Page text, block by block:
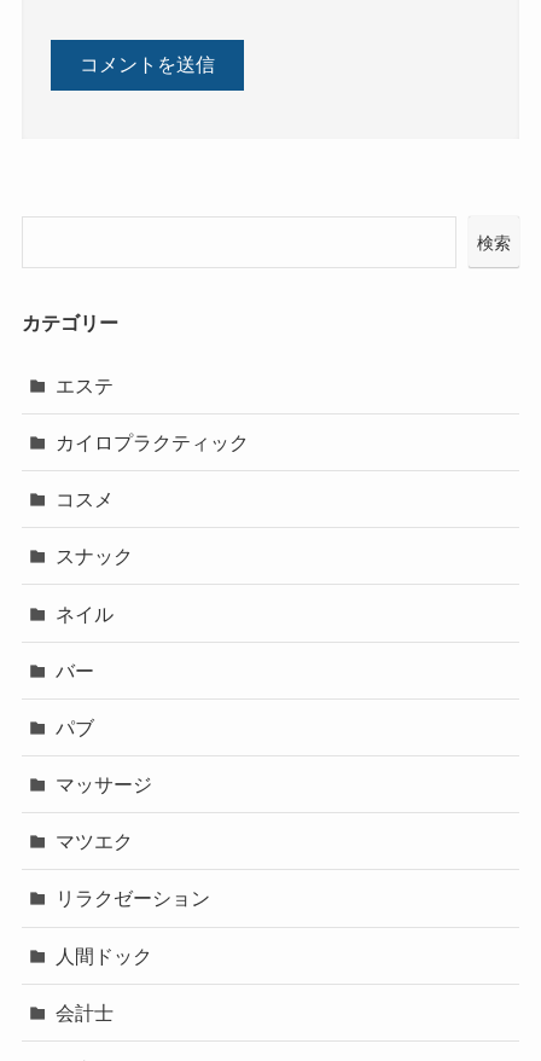
検索
カテゴリー
エステ
カイロプラクティック
コスメ
スナック
ネイル
バー
パブ
マッサージ
マツエク
リラクゼーション
人間ドック
会計士